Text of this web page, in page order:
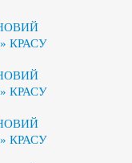
КРАСУ
КРАСУ
КРАСУ